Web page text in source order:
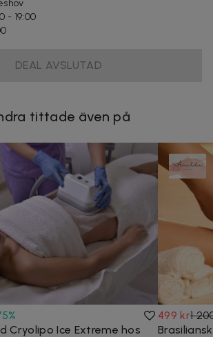
- 19:00
DEAL AVSLUTAD
tittade även på
%
Cryolipo Ice Extreme hos
499 kr1